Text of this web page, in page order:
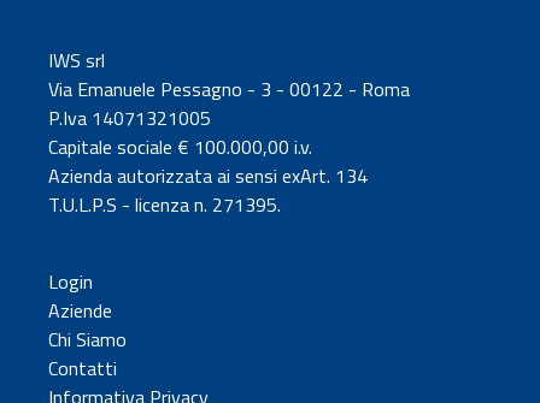
IWS srl
Via Emanuele Pessagno - 3 - 00122 - Roma
P.Iva 14071321005
Capitale sociale € 100.000,00 i.v.
Azienda autorizzata ai sensi exArt. 134
T.U.L.P.S - licenza n. 271395.
Login
Aziende
Chi Siamo
Contatti
Informativa Privacy